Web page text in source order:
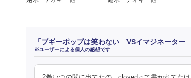
「ブギーポップは笑わない VSイマジネータ
※ユーザーによる個人の感想です